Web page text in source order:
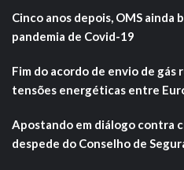
Cinco anos depois, OMS ainda
pandemia de Covid-19
Fim do acordo de envio de gás
tensões energéticas entre
Apostando em diálogo contra
despede do Conselho de